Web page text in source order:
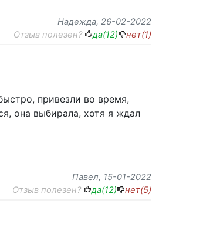
Надежда, 26-02-2022
Отзыв полезен?
да(12) нет(1)
привезли во время,
она выбирала, хотя я ждал
Павел, 15-01-2022
Отзыв полезен?
да(12) нет(5)